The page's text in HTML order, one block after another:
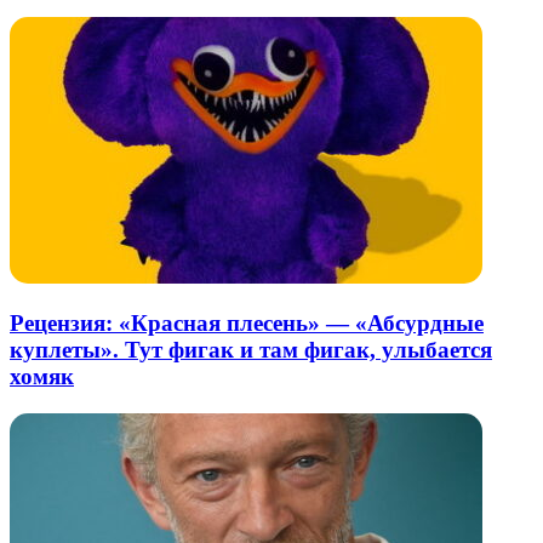
Рецензия: «Красная плесень» — «Абсурдные
куплеты». Тут фигак и там фигак, улыбается
хомяк